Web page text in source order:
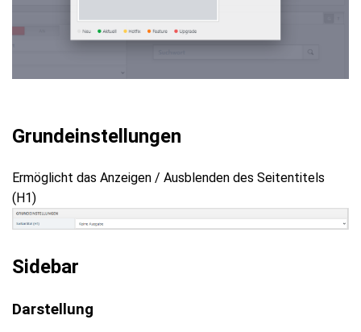
Grundeinstellungen
Ermöglicht das Anzeigen / Ausblenden des Seitentitels
(H1)
Sidebar
Darstellung